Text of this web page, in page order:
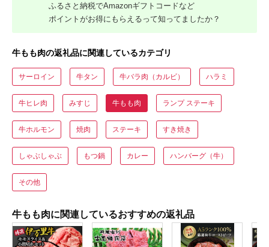
ふるさと納税でAmazonギフトコードなど
ポイントがお得にもらえるって知ってましたか？
牛もも肉の返礼品に関連しているカテゴリ
サーロイン 牛タン 牛バラ肉（カルビ） ハラミ
牛ヒレ肉 みすじ 牛もも肉 ランプ ステーキ
牛ホルモン 焼肉 ステーキ すき焼き
しゃぶしゃぶ もつ鍋 カレー ハンバーグ（牛）
その他
牛もも肉に関連しているおすすめの返礼品